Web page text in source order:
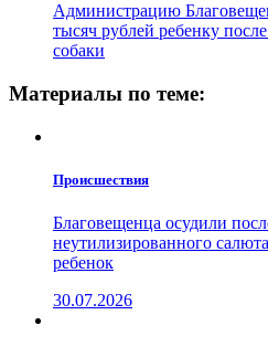
Администрацию
тысяч рублей ребенку
собаки
Материалы по теме:
Проиcшествия
Благовещенца осудили
неутилизированного
ребенок
30.07.2026